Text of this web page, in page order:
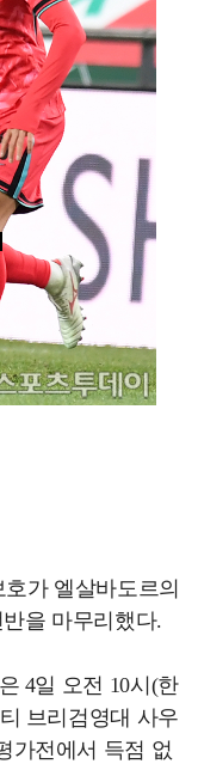
가 엘살바도르의
을 마무리했다.
4일 오전 10시(한
브리검영대 사우
가전에서 득점 없